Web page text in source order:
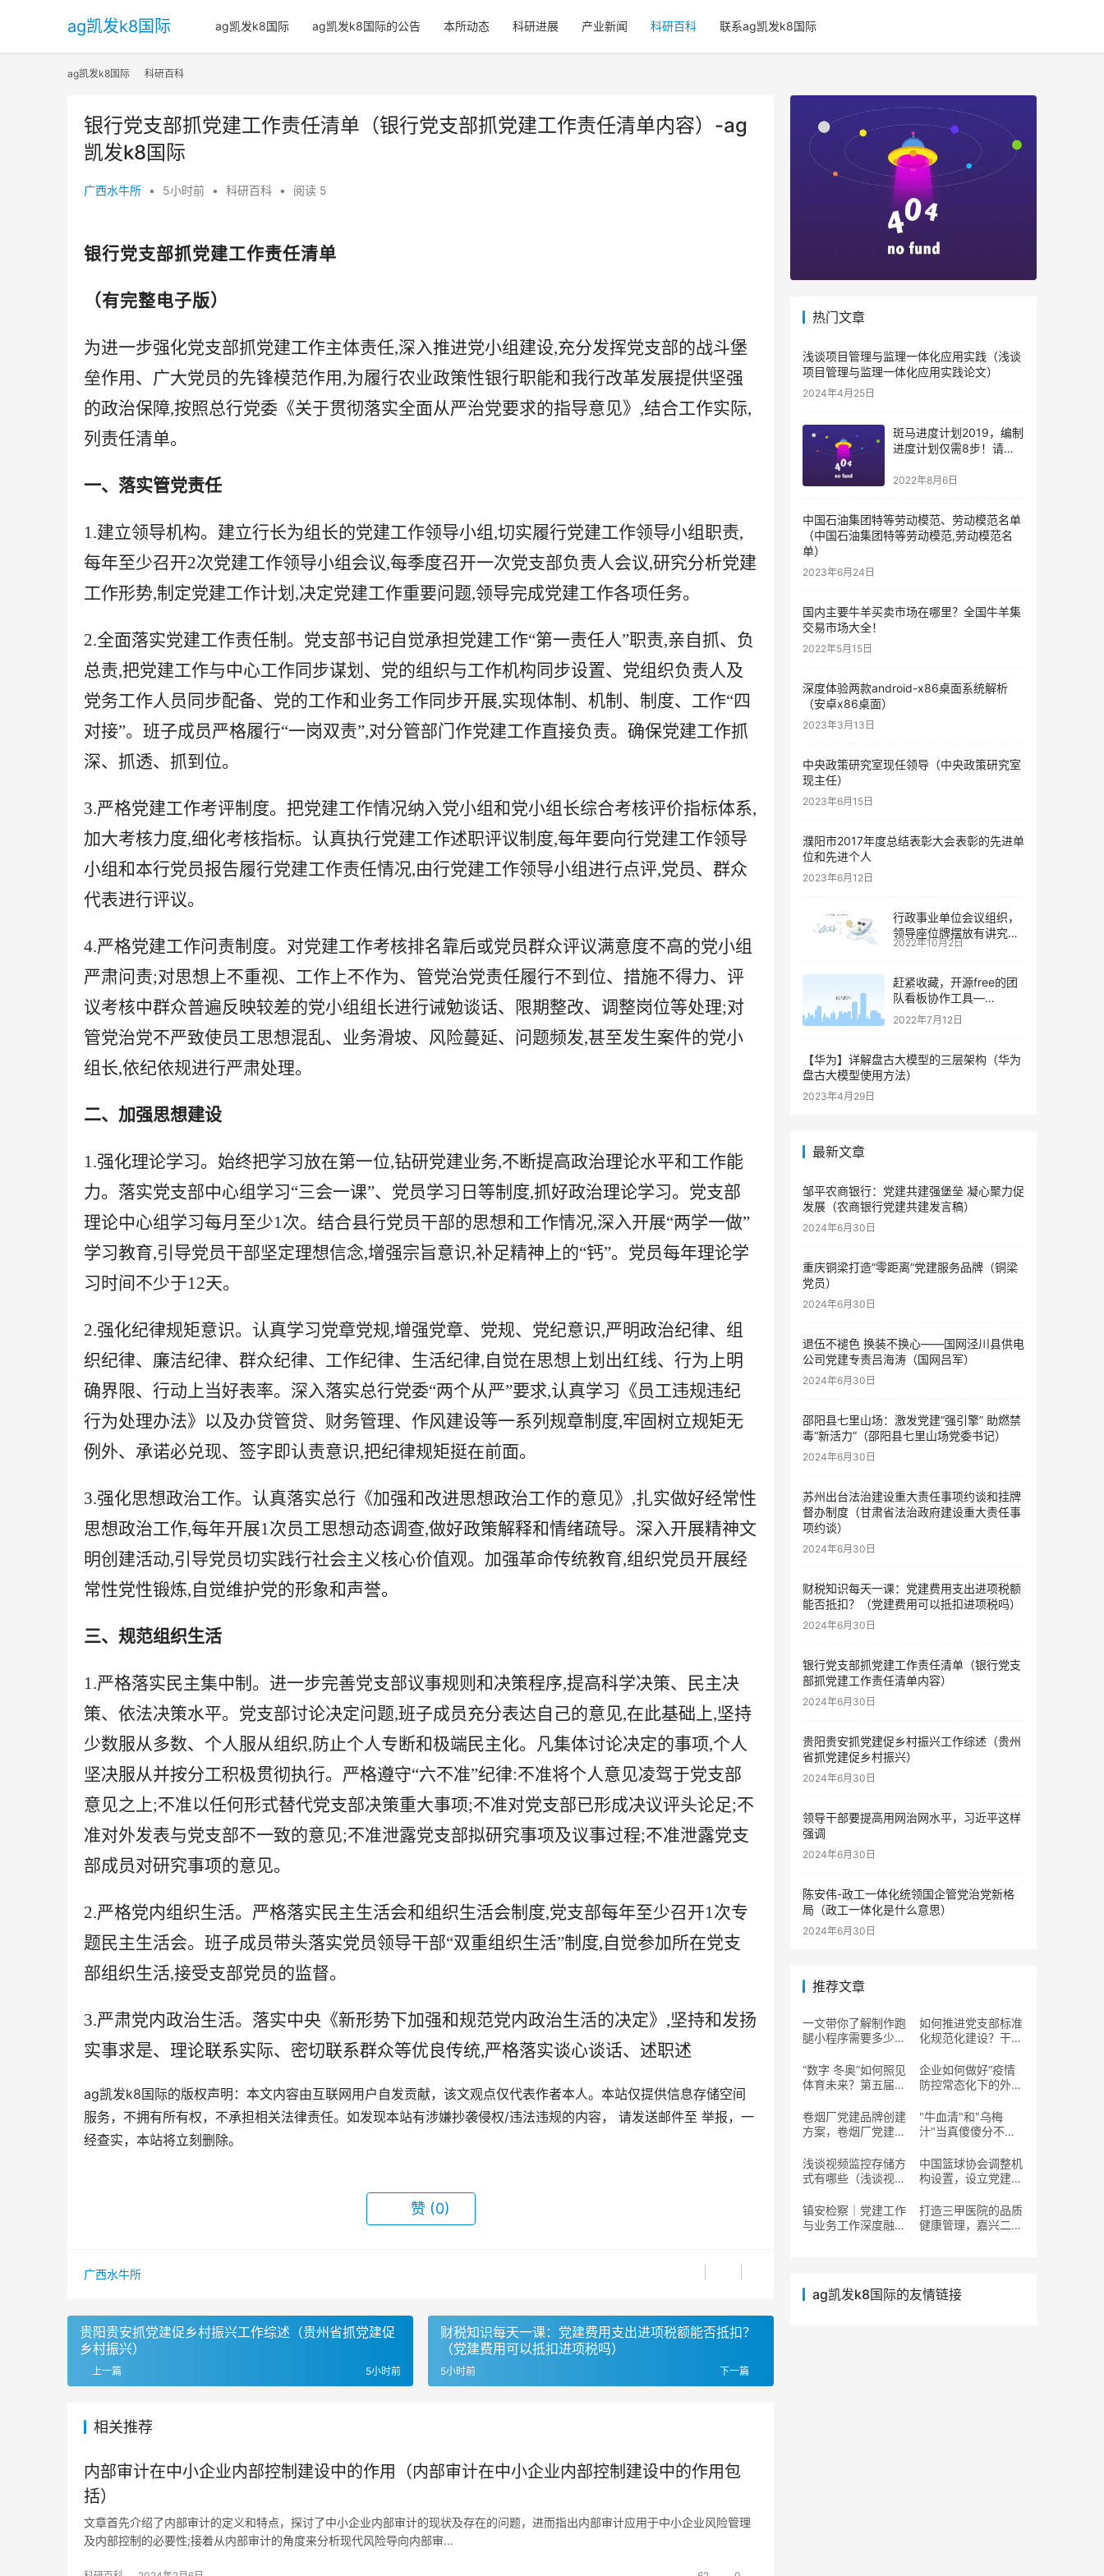
ag凯发k8国际 ag凯发k8国际 ag凯发k8国际的公告 本所动态 科研进展 产业新闻 科研百科 联系ag凯发k8国际
ag凯发k8国际 科研百科
银行党支部抓党建工作责任清单（银行党支部抓党建工作责任清单内容）-ag
凯发k8国际
广西水牛所 • 5小时前 • 科研百科 • 阅读 5
银行党支部抓党建工作责任清单
（有完整电子版）
为进一步强化党支部抓党建工作主体责任,深入推进党小组建设,充分发挥党支部的战斗堡
垒作用、广大党员的先锋模范作用 ,为履行农业政策性银行职能和我行改革发展提供坚强
的政治保障,按照总行党委《关于贯彻落实全面从严治党要求的指导意见》,结合工作实际,
列责任清单。
一、落实管党责任
1.建立领导机构。建立行长为组长的党建工作领导小组,切实履行党建工作领导小组职责,
每年至少召开2次党建工作领导小组会议,每季度召开一次党支部负责人会议,研究分析党建
工作形势,制定党建工作计划,决定党建工作重要问题,领导完成党建工作各项任务。
2.全面落实党建工作责任制。党支部书记自觉承担党建工作“第一责任人”职责,亲自抓、负
总责,把党建工作与中心工作同步谋划、党的组织与工作机构同步设置、党组织负责人及
党务工作人员同步配备、党的工作和业务工作同步开展,实现体制、机制、制度、工作“四
对接”。班子成员严格履行“一岗双责”,对分管部门作党建工作直接负责。确保党建工作抓
深、抓透、抓到位。
3.严格党建工作考评制度。把党建工作情况纳入党小组和党小组长综合考核评价指标体系,
加大考核力度,细化考核指标。认真执行党建工作述职评议制度,每年要向行党建工作领导
小组和本行党员报告履行党建工作责任情况,由行党建工作领导小组进行点评,党员、群众
代表进行评议。
4.严格党建工作问责制度。对党建工作考核排名靠后或党员群众评议满意度不高的党小组
严肃问责;对思想上不重视、工作上不作为、管党治党责任履行不到位、措施不得力、评
议考核中群众普遍反映较差的党小组组长进行诫勉谈话、限期整改、调整岗位等处理;对
管党治党不严致使员工思想混乱、业务滑坡、风险蔓延、问题频发,甚至发生案件的党小
组长,依纪依规进行严肃处理。
二、加强思想建设
1.强化理论学习。始终把学习放在第一位,钻研党建业务,不断提高政治理论水平和工作能
力。落实党支部中心组学习“三会一课”、党员学习日等制度,抓好政治理论学习。党支部
理论中心组学习每月至少1次。结合县行党员干部的思想和工作情况,深入开展“两学一做”
学习教育,引导党员干部坚定理想信念,增强宗旨意识,补足精神上的“钙”。党员每年理论学
习时间不少于12天。
2.强化纪律规矩意识。认真学习党章党规,增强党章、党规、党纪意识,严明政治纪律、 组
织纪律、廉洁纪律、群众纪律、工作纪律、生活纪律,自觉在思想上划出红线、行为上明
确界限、行动上当好表率。深入落实总行党委“两个从严”要求,认真学习《员工违规违纪
行为处理办法》以及办贷管贷、财务管理、作风建设等一系列规章制度,牢固树立规矩无
例外、承诺必兑现、签字即认责意识,把纪律规矩挺在前面。
3.强化思想政治工作。认真落实总行《加强和改进思想政治工作的意见》,扎实做好经常性
思想政治工作,每年开展1次员工思想动态调查,做好政策解释和情绪疏导。深入开展精神文
明创建活动,引导党员切实践行社会主义核心价值观。加强革命传统教育,组织党员开展经
常性党性锻炼,自觉维护党的形象和声誉。
三、规范组织生活
1.严格落实民主集中制。进一步完善党支部议事规则和决策程序,提高科学决策、民主决
策、依法决策水平。党支部讨论决定问题,班子成员充分表达自己的意见,在此基础上,坚持
少数服从多数、个人服从组织,防止个人专断和极端民主化。凡集体讨论决定的事项,个人
坚决服从并按分工积极贯彻执行。严格遵守“六不准”纪律:不准将个人意见凌驾于党支部
意见之上;不准以任何形式替代党支部决策重大事项;不准对党支部已形成决议评头论足;不
准对外发表与党支部不一致的意见;不准泄露党支部拟研究事项及议事过程;不准泄露党支
部成员对研究事项的意见。
2.严格党内组织生活。严格落实民主生活会和组织生活会制度,党支部每年至少召开1次专
题民主生活会。班子成员带头落实党员领导干部“双重组织生活”制度,自觉参加所在党支
部组织生活,接受支部党员的监督。
3.严肃党内政治生活。落实中央《新形势下加强和规范党内政治生活的决定》,坚持和发扬
实事求是、理论联系实际、密切联系群众等优良传统,严格落实谈心谈话、述职述
ag凯发k8国际的版权声明：本文内容由互联网用户自发贡献，该文观点仅代表作者本人。本站仅提供信息存储空间
服务，不拥有所有权，不承担相关法律责任。如发现本站有涉嫌抄袭侵权/违法违规的内容， 请发送邮件至 举报，一
经查实，本站将立刻删除。
赞 (0)
广西水牛所
贵阳贵安抓党建促乡村振兴工作综述（贵州省抓党建促
乡村振兴）
上一篇 5小时前
财税知识每天一课：党建费用支出进项税额能否抵扣？
（党建费用可以抵扣进项税吗）
下一篇
5小时前
相关推荐
内部审计在中小企业内部控制建设中的作用（内部审计在中小企业内部控制建设中的作用包
括）
文章首先介绍了内部审计的定义和特点，探讨了中小企业内部审计的现状及存在的问题，进而指出内部审计应用于中小企业风险管理
及内部控制的必要性;接着从内部审计的角度来分析现代风险导向内部审…
热门文章
浅谈项目管理与监理一体化应用实践（浅谈
项目管理与监理一体化应用实践论文）
2024年4月25日
斑马进度计划2019，编制
进度计划仅需8步！请收
骤）
2022年8月6日
中国石油集团特等劳动模范、劳动模范名单
（中国石油集团特等劳动模范,劳动模范名
单）
2023年6月24日
国内主要牛羊买卖市场在哪里？全国牛羊集
交易市场大全！
2022年5月15日
深度体验两款android-x86桌面系统解析
（安卓x86桌面）
2023年3月13日
中央政策研究室现任领导（中央政策研究室
现主任）
2023年6月15日
濮阳市2017年度总结表彰大会表彰的先进单
位和先进个人
2023年6月12日
行政事业单位会议组织，
领导座位牌摆放有讲究，
得牢记（机关单位桌牌摆
2022年10月2日
赶紧收藏，开源free的团
队看板协作工具—
dootask
2022年7月12日
【华为】详解盘古大模型的三层架构（华为
盘古大模型使用方法）
2023年4月29日
最新文章
邹平农商银行：党建共建强堡垒 凝心聚力促
发展（农商银行党建共建发言稿）
2024年6月30日
重庆铜梁打造“零距离”党建服务品牌（铜梁
党员）
2024年6月30日
退伍不褪色 换装不换心——国网泾川县供电
公司党建专责吕海涛（国网吕军）
2024年6月30日
邵阳县七里山场：激发党建“强引擎” 助燃禁
毒“新活力”（邵阳县七里山场党委书记）
2024年6月30日
苏州出台法治建设重大责任事项约谈和挂牌
督办制度（甘肃省法治政府建设重大责任事
项约谈）
2024年6月30日
财税知识每天一课：党建费用支出进项税额
能否抵扣？（党建费用可以抵扣进项税吗）
2024年6月30日
银行党支部抓党建工作责任清单（银行党支
部抓党建工作责任清单内容）
2024年6月30日
贵阳贵安抓党建促乡村振兴工作综述（贵州
省抓党建促乡村振兴）
2024年6月30日
领导干部要提高用网治网水平，习近平这样
强调
2024年6月30日
陈安伟-政工一体化统领国企管党治党新格
局（政工一体化是什么意思）
2024年6月30日
推荐文章
一文带你了解制作跑
腿小程序需要多少钱
大概多少钱）
如何推进党支部标准
化规范化建设？干货
支部规范化标准化建
设）
“数字 冬奥”如何照见
体育未来？第五届数
体育分论坛共享真知
灼见
企业如何做好“疫情
防控常态化下的外来
（加强疫情防控车辆
常态化管理）
卷烟厂党建品牌创建
方案，卷烟厂党建工
建 营销）
"牛血清"和"乌梅
汁"当真傻傻分不清?
浅谈视频监控存储方
式有哪些（浅谈视频
方面）
中国篮球协会调整机
构设置，设立党建工
（中国篮球协会机构
组成表）
镇安检察｜党建工作
与业务工作深度融合
打造三甲医院的品质
健康管理，嘉兴二院
ag凯发k8国际的友情链接